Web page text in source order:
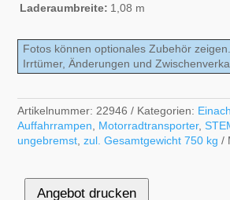
Laderaumbreite: 1,08 m
Fotos können optionales Zubehör zeigen.
Irrtümer, Änderungen und
Artikelnummer: 22946 Kategorien:
Auffahrrampen
Motorradtransporter,
ungebremst ,zul. Gesamtgewicht 750 kg
Angebot drucken